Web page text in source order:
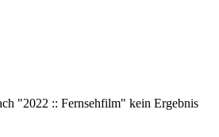
"2022 :: Fernsehfilm" kein Ergebnis